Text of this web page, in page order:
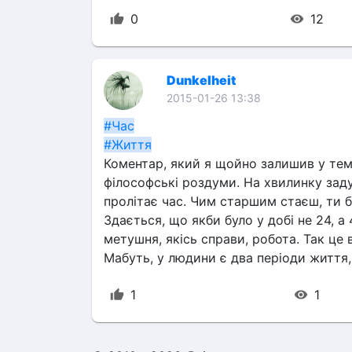
0 12
Dunkelheit
2015-01-26 13:38
#Час
#Життя
Коментар, який я щойно залишив у
філософські роздуми. На хвилинку
пролітає час. Чим старшим стаєш, ти
Здається, що якби було у добі не 24, а
метушня, якісь справи, робота. Так
Мабуть, у людини є два періоди
1 1